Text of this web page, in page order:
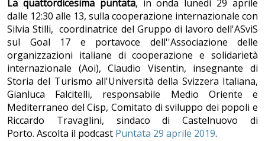
La quattordicesima puntata, in onda lunedì 29 aprile
dalle 12:30 alle 13, sulla cooperazione internazionale con
Silvia Stilli, coordinatrice del Gruppo di lavoro dell'ASviS
sul Goal 17 e portavoce dell''Associazione delle
organizzazioni italiane di cooperazione e solidarietà
internazionale (Aoi), Claudio Visentin, insegnante di
Storia del Turismo all'Università della Svizzera Italiana,
Gianluca Falcitelli, responsabile Medio Oriente e
Mediterraneo del Cisp, Comitato di sviluppo dei popoli e
Riccardo Travaglini, sindaco di Castelnuovo di
Porto. Ascolta il podcast Puntata 29 aprile 2019.